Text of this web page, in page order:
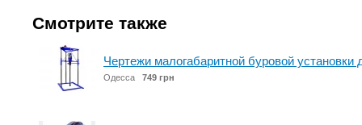
Смотрите также
Чертежи малогабаритной буровой
Одесса 749 грн